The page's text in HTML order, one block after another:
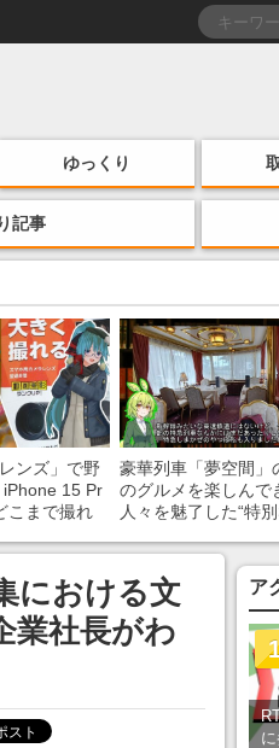
ゆっくり
記事
ンズ」で野
15 Pr
こまで撮れ
豪華列車「夢空間」
のグルメを楽しんで
人々を魅了した“特
あ」「行ってみたい
における文
業社長がわ
ア